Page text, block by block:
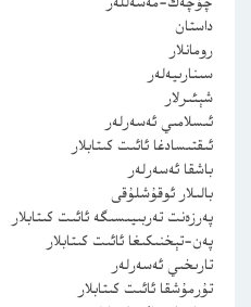
داستان
رومانلار
سىنارىيەلەر
شېئىرلار
ئىسلامىي ئەسەرلەر
ئىقتىسادغا ئائىت كىتابلار
باشقا ئەسەرلەر
بالىلار ئوقۇشلۇقى
پەرزەنت تەربىيىسىگە ئائىت كىتابلار
پەن-تېخنىكىغا ئائىت كىتابلار
تارىخىي ئەسەرلەر
تۇرمۇشقا ئائىت كىتابلار